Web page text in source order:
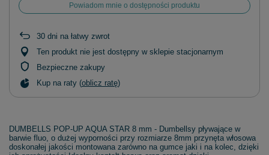
Powiadom mnie o dostępności produktu
30 dni na łatwy zwrot
Ten produkt nie jest dostępny w sklepie stacjonarnym
Bezpieczne zakupy
Kup na raty (oblicz ratę)
DUMBELLS POP-UP AQUA STAR 8 mm - Dumbellsy pływające w
barwie fluo, o dużej wyporności przy rozmiarze 8mm przynęta włosowa
doskonałej jakości montowana zarówno na gumce jaki i na kolec, dzięki